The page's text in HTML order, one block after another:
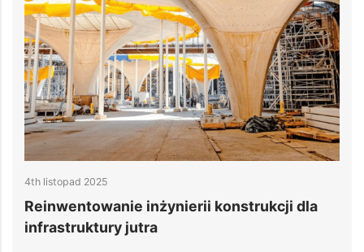
27th październik 2025
10 Trendów w Projektowaniu Konstrukcji
Centrów Danych dla Obiektów